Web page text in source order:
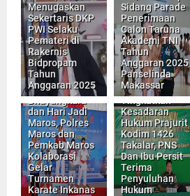
Menugaskan
Sekertaris DKP
PWI Selaku
Pemateri di
Rakernis
Bidpropam
Tahun
Anggaran 2025
Sidang Parade
Penerimaan
Calon Taruna
Akademi TNI
Tahun
Anggaran 2025
Panselinda
Makassar
Rangkaian
Semarak HUT
dan Hari Jadi
Maros, Polres
Maros dan
Pemkab Maros
Kolaborasi
Gelar
Turnamen
Karate Inkanas
Kesadaran
Hukum Prajurit
Kodim 1426
Takalar, PNS
Dan Ibu Persit
Terima
Penyuluhan
Hukum